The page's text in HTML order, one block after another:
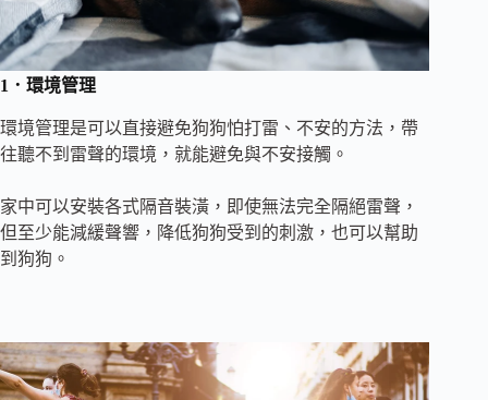
1．環境管理
環境管理是可以直接避免狗狗怕打雷、不安的方法，帶
往聽不到雷聲的環境，就能避免與不安接觸。
家中可以安裝各式隔音裝潢，即使無法完全隔絕雷聲，
但至少能減緩聲響，降低狗狗受到的刺激，也可以幫助
到狗狗。